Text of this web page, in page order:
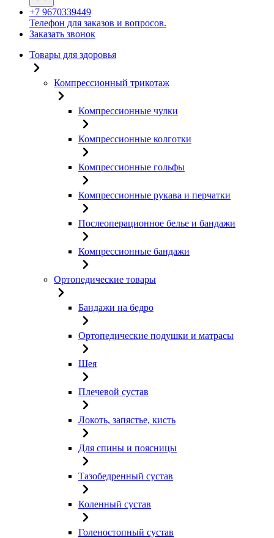
+7 9670339449
Телефон для заказов и вопросов.
Заказать звонок
Товары для здоровья
Компрессионный трикотаж
Компрессионные чулки
Компрессионные колготки
Компрессионные гольфы
Компрессионные рукава и перчатки
Послеоперационное белье и бандажи
Компрессионные бандажи
Ортопедические товары
Бандажи на бедро
Ортопедические подушки и матрасы
Шея
Плечевой сустав
Локоть, запястье, кисть
Для спины и поясницы
Тазобедренный сустав
Коленный сустав
Голеностопный сустав